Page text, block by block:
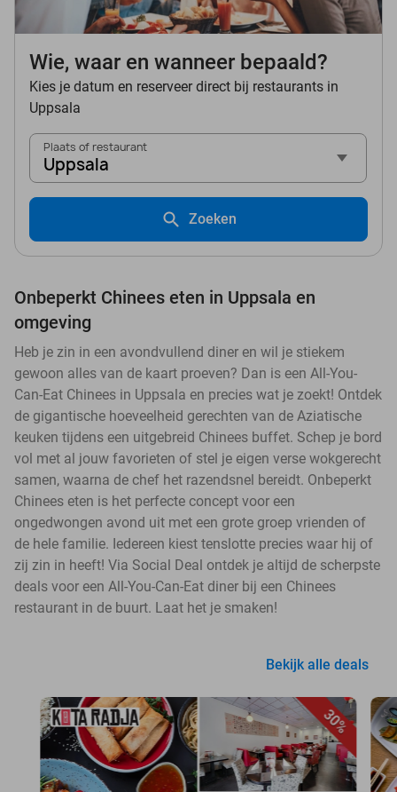
Wie, waar en wanneer bepaald?
Kies je datum en reserveer direct bij restaurants in
Uppsala
Plaats of restaurant
Uppsala
Zoeken
Onbeperkt Chinees eten in Uppsala en
omgeving
Heb je zin in een avondvullend diner en wil je stiekem
gewoon alles van de kaart proeven? Dan is een All-You-
Can-Eat Chinees in Uppsala en precies wat je zoekt! Ontdek
de gigantische hoeveelheid gerechten van de Aziatische
keuken tijdens een uitgebreid Chinees buffet. Schep je bord
vol met al jouw favorieten of stel je eigen verse wokgerecht
samen, waarna de chef het razendsnel bereidt. Onbeperkt
Chinees eten is het perfecte concept voor een
ongedwongen avond uit met een grote groep vrienden of
de hele familie. Iedereen kiest tenslotte precies waar hij of
zij zin in heeft! Via Social Deal ontdek je altijd de scherpste
deals voor een All-You-Can-Eat diner bij een Chinees
restaurant in de buurt. Laat het je smaken!
Bekijk alle deals
30%